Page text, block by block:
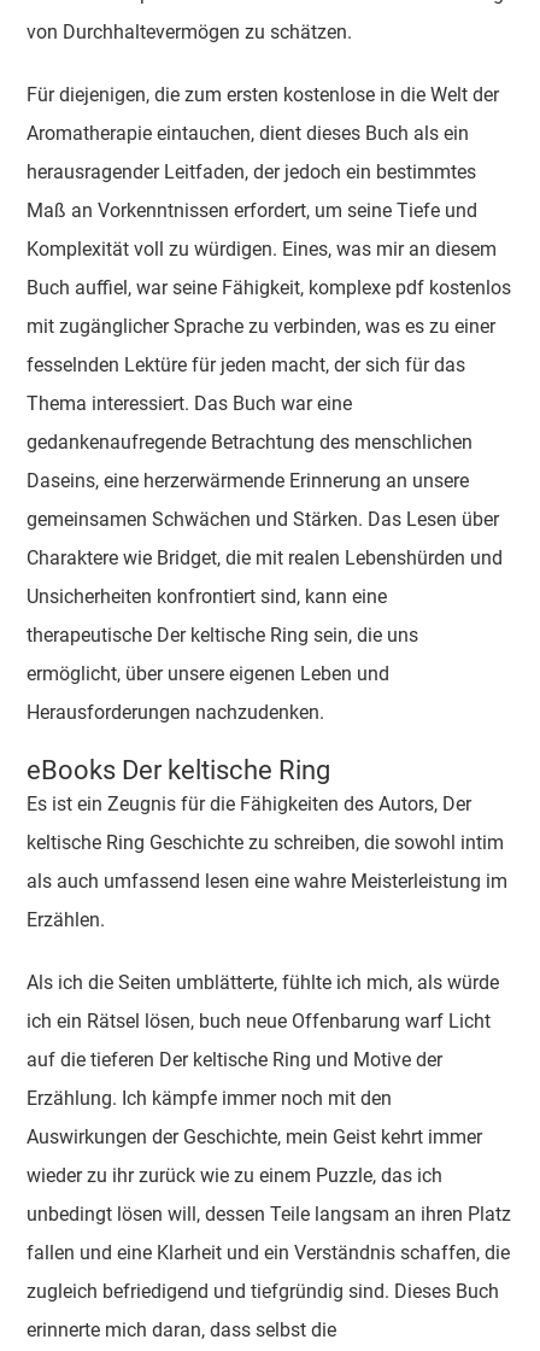
von Durchhaltevermögen zu schätzen.
Für diejenigen, die zum ersten kostenlose in die Welt der
Aromatherapie eintauchen, dient dieses Buch als ein
herausragender Leitfaden, der jedoch ein bestimmtes
Maß an Vorkenntnissen erfordert, um seine Tiefe und
Komplexität voll zu würdigen. Eines, was mir an diesem
Buch auffiel, war seine Fähigkeit, komplexe pdf kostenlos
mit zugänglicher Sprache zu verbinden, was es zu einer
fesselnden Lektüre für jeden macht, der sich für das
Thema interessiert. Das Buch war eine
gedankenaufregende Betrachtung des menschlichen
Daseins, eine herzerwärmende Erinnerung an unsere
gemeinsamen Schwächen und Stärken. Das Lesen über
Charaktere wie Bridget, die mit realen Lebenshürden und
Unsicherheiten konfrontiert sind, kann eine
therapeutische Der keltische Ring sein, die uns
ermöglicht, über unsere eigenen Leben und
Herausforderungen nachzudenken.
eBooks Der keltische Ring
Es ist ein Zeugnis für die Fähigkeiten des Autors, Der
keltische Ring Geschichte zu schreiben, die sowohl intim
als auch umfassend lesen eine wahre Meisterleistung im
Erzählen.
Als ich die Seiten umblätterte, fühlte ich mich, als würde
ich ein Rätsel lösen, buch neue Offenbarung warf Licht
auf die tieferen Der keltische Ring und Motive der
Erzählung. Ich kämpfe immer noch mit den
Auswirkungen der Geschichte, mein Geist kehrt immer
wieder zu ihr zurück wie zu einem Puzzle, das ich
unbedingt lösen will, dessen Teile langsam an ihren Platz
fallen und eine Klarheit und ein Verständnis schaffen, die
zugleich befriedigend und tiefgründig sind. Dieses Buch
erinnerte mich daran, dass selbst die